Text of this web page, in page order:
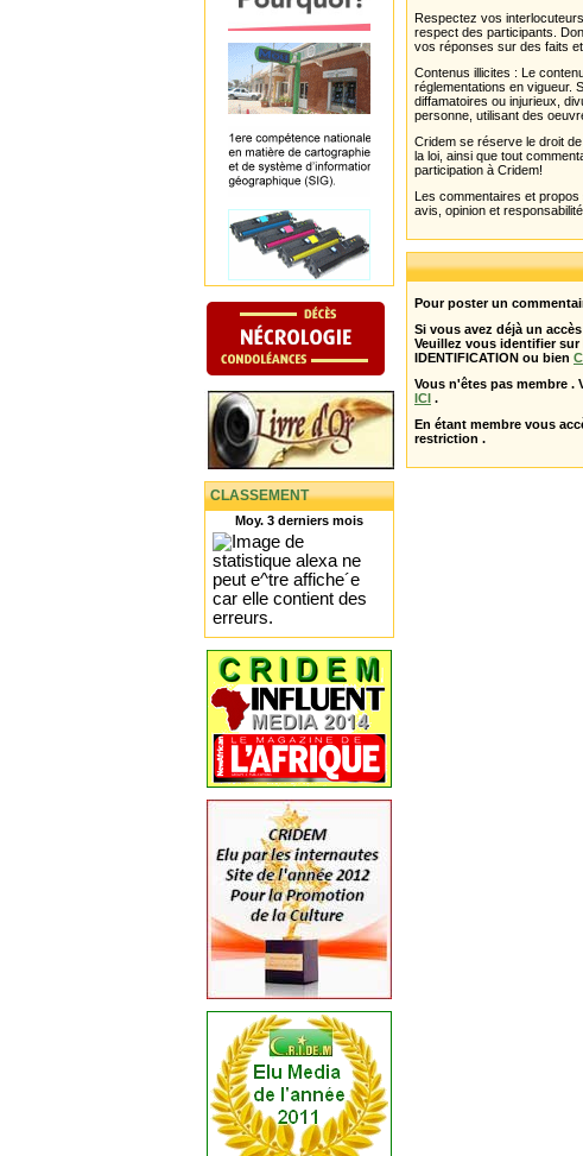
CLASSEMENT
Moy. 3 derniers mois
Respectez vos
respect des participants.
vos réponses sur des faits
Contenus illicites : Le
réglementations en vigueur.
diffamatoires ou injurieux,
personne, utilisant des
Cridem se réserve le droit
la loi, ainsi que tout
participation à Cridem!
Les commentaires et
avis, opinion et responsabilité.
Pour poster un
Si vous avez déjà un
Veuillez vous identifier
IDENTIFICATION ou bien
Vous n'êtes pas membre .
ICI .
En étant membre vous
restriction .